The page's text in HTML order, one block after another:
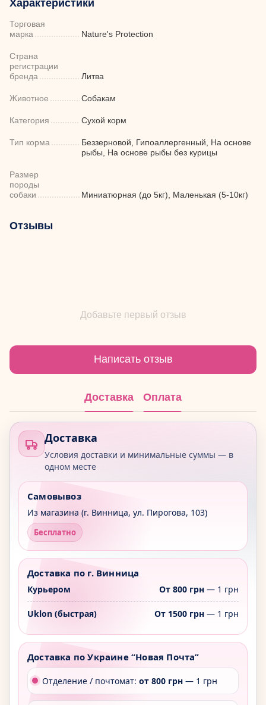
Характеристики
Торговая
марка
Nature's Protection
Страна
регистрации
бренда
Литва
Животное Собакам
Категория Сухой корм
Тип корма
Беззерновой, Гипоаллергенный, На основе
рыбы, На основе рыбы без курицы
Размер
породы
собаки
Миниатюрная (до 5кг), Маленькая (5-10кг)
Отзывы
Добавьте первый отзыв
Написать отзыв
Доставка Оплата
Доставка
Условия доставки и минимальные суммы — в
одном месте
Самовывоз
Из магазина (г. Винница, ул. Пирогова, 103)
Бесплатно
Доставка по г. Винница
Курьером От 800 грн— 1 грн
Uklon (быстрая) От 1500 грн— 1 грн
Доставка по Украине “Новая Почта”
Отделение / почтомат: от 800 грн — 1 грн